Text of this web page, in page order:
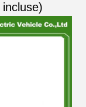
incluse)